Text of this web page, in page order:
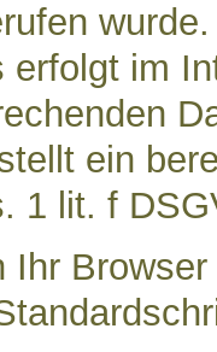
erfolgt im
ein
1 lit. f
Ihr